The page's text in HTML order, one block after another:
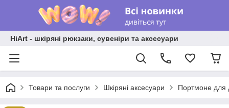
HiArt - шкіряні рюкзаки, сувеніри та аксесуари
Товари та послуги Шкіряні аксесуари Портмоне для